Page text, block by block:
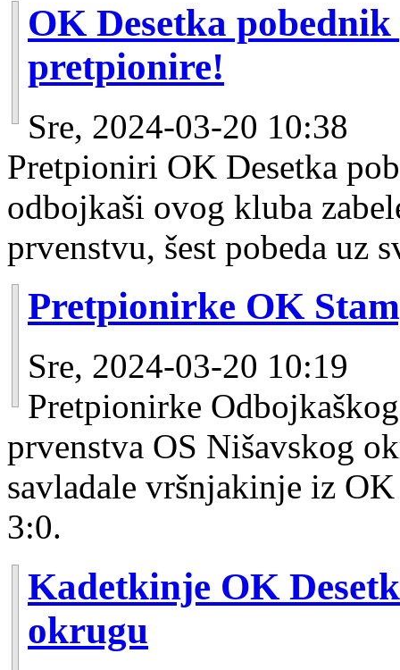
OK Desetka
pretpionire!
Sre, 2024-03-20 10:38
Pretpioniri OK Desetka
odbojkaši ovog kluba
prvenstvu, šest pobeda uz
Pretpionirke OK
Sre, 2024-03-20 10:19
Pretpionirke
prvenstva OS Nišavskog
savladale vršnjakinje iz
3:0.
Kadetkinje OK
okrugu